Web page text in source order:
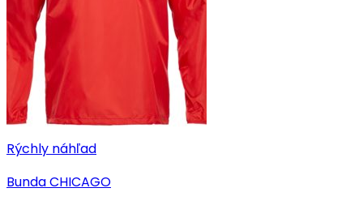
Rýchly náhľad
Bunda CHICAGO